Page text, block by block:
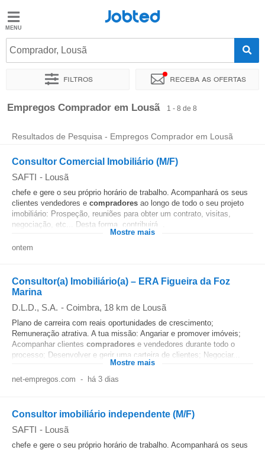
Jobted
Empregos
Salários
Jobted
Comprador, Lousã
Filtros Receba as ofertas
Ordenar por Localidade exata
Empregos Comprador em Lousã 1 - 8 de 8
Resultados de Pesquisa - Empregos Comprador em Lousã
Consultor Comercial Imobiliário (M/F)
SAFTI - Lousã
chefe e gere o seu próprio horário de trabalho. Acompanhará os seus
clientes vendedores e compradores ao longo de todo o seu projeto
imobiliário: Prospeção, reuniões para obter um contrato, visitas,
negociação, etc... Desta forma, contribuirá...
Mostre mais
ontem
Consultor(a) Imobiliário(a) – ERA Figueira da Foz
Marina
D.L.D., S.A. - Coimbra, 18 km de Lousã
Plano de carreira com reais oportunidades de crescimento;
Remuneração atrativa. A tua missão: Angariar e promover imóveis;
Acompanhar clientes compradores e vendedores durante todo o
processo; Desenvolver e gerir uma carteira de clientes; Negociar...
Mostre mais
net-empregos.com - há 3 dias
Consultor imobiliário independente (M/F)
SAFTI - Lousã
chefe e gere o seu próprio horário de trabalho. Acompanhará os seus